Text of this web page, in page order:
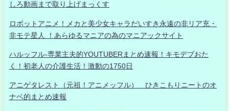
しろ動画まで取り上げまっくす
ロボットアニメ！メカと美少女キャラだいすき永遠の非リア充・
非モテ星人 ！あらゆるマニアの為のマニアックサイト
ハルッフル-専業主夫的YOUTUBERまとめ速報！キモデブおた
く！初老人の介護生活！激動の1750日
アニゲタレスト（元祖！アニメッフル） ひきこもりニートのオ
ナベ的まとめ速報